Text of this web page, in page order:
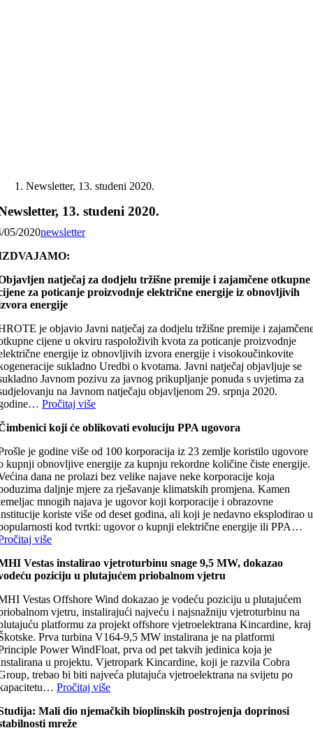
Newsletter, 13. studeni 2020.
13. studeni 2020.
05/2020newsletter
natječaj za dodjelu tržišne premije i zajamčene otkupne
za poticanje proizvodnje električne energije iz obnovljivih
energije
je objavio Javni natječaj za dodjelu tržišne premije i
cijene u okviru raspoloživih kvota za poticanje proizvodnje
energije iz obnovljivih izvora energije i visokoučinkovite
sukladno Uredbi o kvotama. Javni natječaj objavljuje se
Javnom pozivu za javnog prikupljanje ponuda s uvjetima za
na Javnom natječaju objavljenom 29. srpnja 2020.
Pročitaj više
koji će oblikovati evoluciju PPA ugovora
je godine više od 100 korporacija iz 23 zemlje koristilo ugovore
kupnji obnovljive energije za kupnju rekordne količine čiste energije.
dana ne prolazi bez velike najave neke korporacije koja
daljnje mjere za rješavanje klimatskih promjena. Kamen
mnogih najava je ugovor koji korporacije i obrazovne
koriste više od deset godina, ali koji je nedavno eksplodirao u
kod tvrtki: ugovor o kupnji električne energije ili PPA…
više
Vestas instalirao vjetroturbinu snage 9,5 MW, dokazao
poziciju u plutajućem priobalnom vjetru
Vestas Offshore Wind dokazao je vodeću poziciju u plutajućem
vjetru, instalirajući najveću i najsnažniju vjetroturbinu na
platformu za projekt offshore vjetroelektrana Kincardine, kraj
Prva turbina V164-9,5 MW instalirana je na platformi
Power WindFloat, prva od pet takvih jedinica koja je
u projektu. Vjetropark Kincardine, koji je razvila Cobra
trebao bi biti najveća plutajuća vjetroelektrana na svijetu po
Pročitaj više
Mali dio njemačkih bioplinskih postrojenja doprinosi
mreže